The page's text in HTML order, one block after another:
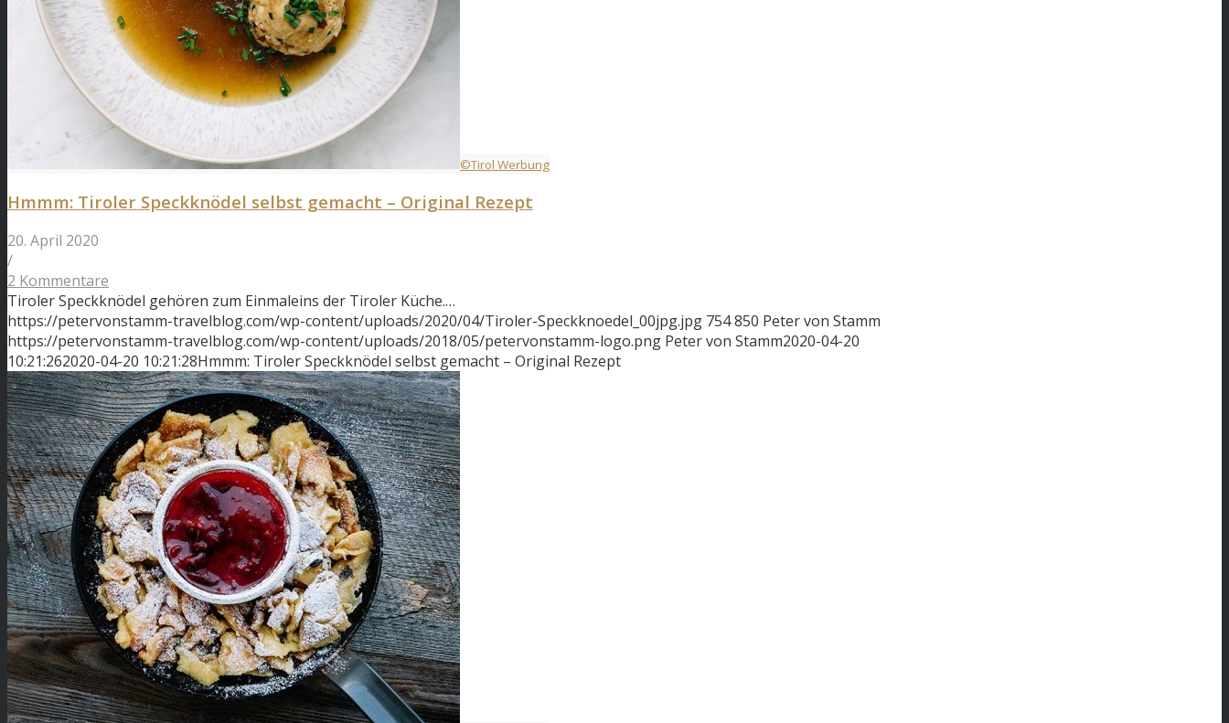
©Tirol Werbung
Hmmm: Tiroler Speckknödel selbst gemacht – Original Rezept
20. April 2020
/
2 Kommentare
Tiroler Speckknödel gehören zum Einmaleins der Tiroler Küche.…
https://petervonstamm-travelblog.com/wp-content/uploads/2020/04/Tiroler-Speckknoedel_00jpg.jpg 754850 Peter von Stamm
https://petervonstamm-travelblog.com/wp-content/uploads/2018/05/petervonstamm-logo.png Peter von Stamm2020-04-20
10:21:262020-04-20 10:21:28Hmmm: Tiroler Speckknödel selbst gemacht – Original Rezept